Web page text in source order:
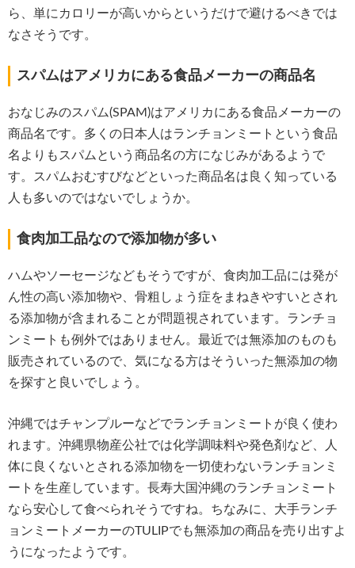
ら、単にカロリーが高いからというだけで避けるべきでは
なさそうです。
スパムはアメリカにある食品メーカーの商品名
おなじみのスパム(SPAM)はアメリカにある食品メーカーの
商品名です。多くの日本人はランチョンミートという食品
名よりもスパムという商品名の方になじみがあるようで
す。スパムおむすびなどといった商品名は良く知っている
人も多いのではないでしょうか。
食肉加工品なので添加物が多い
ハムやソーセージなどもそうですが、食肉加工品には発が
ん性の高い添加物や、骨粗しょう症をまねきやすいとされ
る添加物が含まれることが問題視されています。ランチョ
ンミートも例外ではありません。最近では無添加のものも
販売されているので、気になる方はそういった無添加の物
を探すと良いでしょう。
沖縄ではチャンプルーなどでランチョンミートが良く使わ
れます。沖縄県物産公社では化学調味料や発色剤など、人
体に良くないとされる添加物を一切使わないランチョンミ
ートを生産しています。長寿大国沖縄のランチョンミート
なら安心して食べられそうですね。ちなみに、大手ランチ
ョンミートメーカーのTULIPでも無添加の商品を売り出すよ
うになったようです。